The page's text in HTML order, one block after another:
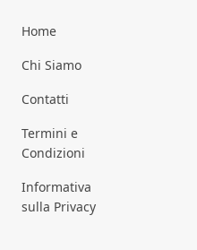
Home
Chi Siamo
Contatti
Termini e
Condizioni
Informativa
sulla Privacy